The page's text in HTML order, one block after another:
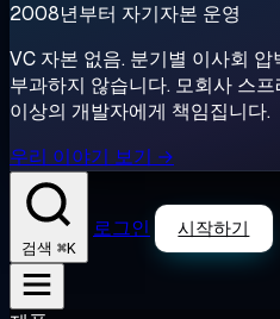
2008년부터 자기자본 운영
VC 자본 없음. 분기별 이사회
부과하지 않습니다. 모회사 스
이상의 개발자에게 책임집니다.
우리 이야기 보기 →
검색 ⌘K
로그인 시작하기